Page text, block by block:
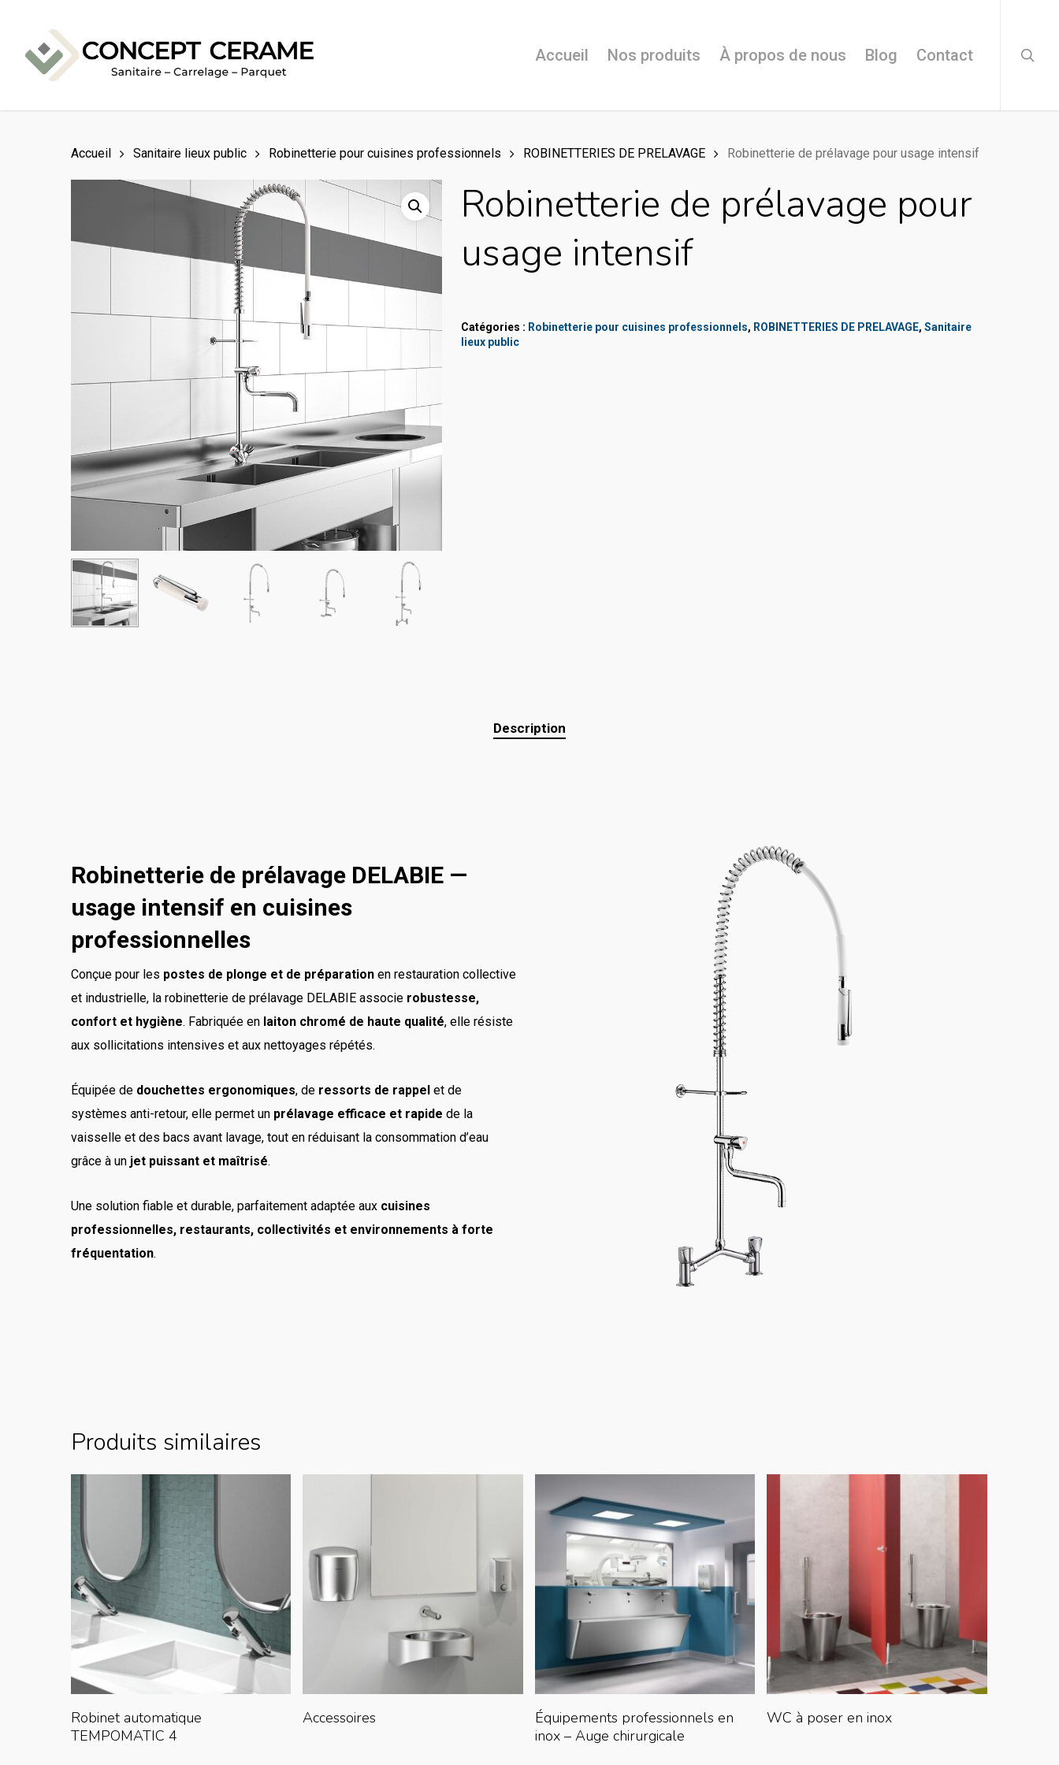
Accueil Nos produits À propos de nous Blog Contact
Accueil Sanitaire lieux public Robinetterie pour cuisines professionnels ROBINETTERIES DE PRELAVAGE Robinetterie de prélavage pour usage intensif
Robinetterie de prélavage pour
usage intensif
Catégories : Robinetterie pour cuisines professionnels, ROBINETTERIES DE PRELAVAGE, Sanitaire
lieux public
Description
Robinetterie de prélavage DELABIE —
usage intensif en cuisines
professionnelles
Conçue pour les postes de plonge et de préparation en restauration collective
et industrielle, la robinetterie de prélavage DELABIE associe robustesse,
confort et hygiène. Fabriquée en laiton chromé de haute qualité, elle résiste
aux sollicitations intensives et aux nettoyages répétés.
Équipée de douchettes ergonomiques, de ressorts de rappel et de
systèmes anti-retour, elle permet un prélavage efficace et rapide de la
vaisselle et des bacs avant lavage, tout en réduisant la consommation d’eau
grâce à un jet puissant et maîtrisé.
Une solution fiable et durable, parfaitement adaptée aux cuisines
professionnelles, restaurants, collectivités et environnements à forte
fréquentation.
Produits similaires
Lire La Suite
Robinet automatique
TEMPOMATIC 4
Accessoires Lire La Suite
Équipements professionnels en
inox – Auge chirurgicale
Lire La Suite
WC à poser en inox